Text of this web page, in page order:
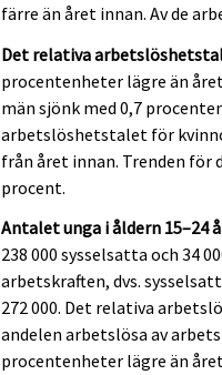
färre än året innan. Av de
Det relativa
procentenheter lägre än
män sjönk med 0,7
arbetslöshetstalet för
från året innan. Trenden
procent.
Antalet unga i åldern 15–24
238 000 sysselsatta och 34
arbetskraften, dvs.
272 000. Det relativa
andelen arbetslösa av
procentenheter lägre än